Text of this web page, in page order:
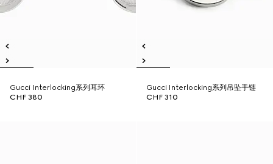
Gucci Interlocking系列耳环
CHF 380
Gucci Interlocking系列吊坠手链
CHF 310